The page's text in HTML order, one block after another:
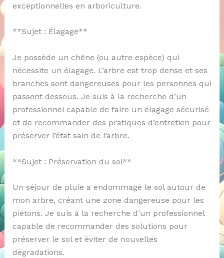
exceptionnelles en arboriculture.
**Sujet : Élagage**
Je possède un chêne (ou autre espèce) qui
nécessite un élagage. L’arbre est trop dense et ses
branches sont dangereuses pour les personnes qui
passent dessous. Je suis à la recherche d’un
professionnel capable de faire un élagage sécurisé
et de recommander des pratiques d’entretien pour
préserver l’état sain de l’arbre.
**Sujet : Préservation du sol**
Un séjour de pluie a endommagé le sol autour de
mon arbre, créant une zone dangereuse pour les
piétons. Je suis à la recherche d’un professionnel
capable de recommander des solutions pour
préserver le sol et éviter de nouvelles
dégradations.